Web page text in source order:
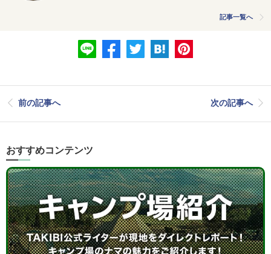
記事一覧へ
前の記事へ 次の記事へ
おすすめコンテンツ